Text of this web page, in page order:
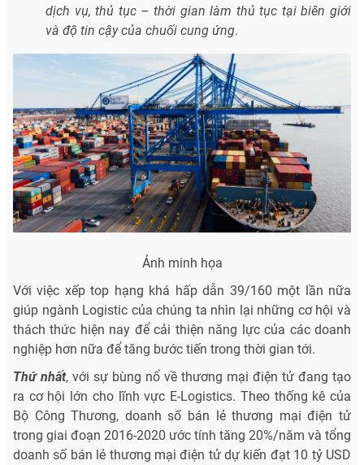
dịch vụ, thủ tục – thời gian làm thủ tục tại biên giới
và độ tin cậy của chuối cung ứng.
Ảnh minh họa
Với việc xếp top hạng khá hấp dẫn 39/160 một lần nữa
giúp ngành Logistic của chúng ta nhìn lại những cơ hội và
thách thức hiện nay để cải thiện năng lực của các doanh
nghiệp hơn nữa để tăng bước tiến trong thời gian tới.
Thứ nhất, với sự bùng nổ về thương mại điện tử đang tạo
ra cơ hội lớn cho lĩnh vực E-Logistics. Theo thống kê của
Bộ Công Thương, doanh số bán lẻ thương mại điện tử
trong giai đoạn 2016-2020 ước tính tăng 20%/năm và tổng
doanh số bán lẻ thương mại điện tử dự kiến đạt 10 tỷ USD